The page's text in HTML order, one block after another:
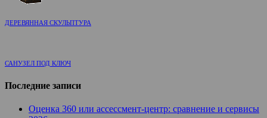
ДЕРЕВЯННАЯ СКУЛЬПТУРА
САНУЗЕЛ ПОД КЛЮЧ
Последние записи
Оценка 360 или ассессмент-центр: сравнение и сервисы